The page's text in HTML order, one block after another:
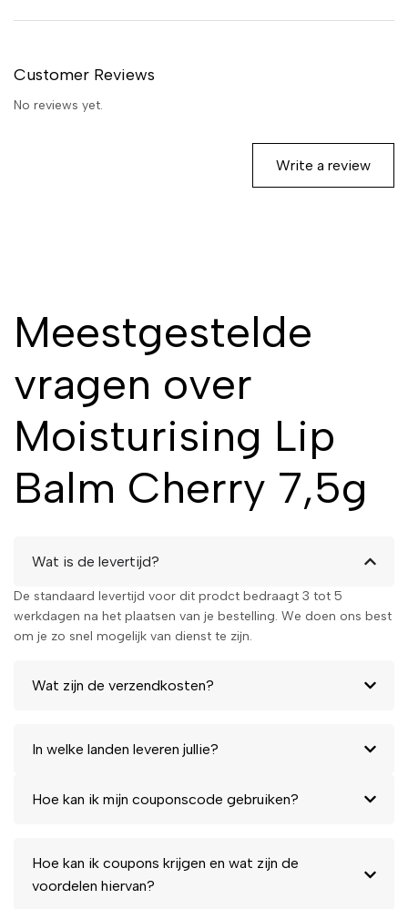
Customer Reviews
No reviews yet.
Write a review
Meestgestelde
vragen over
Moisturising Lip
Balm Cherry 7,5g
Wat is de levertijd?
De standaard levertijd voor dit prodct bedraagt 3 tot 5
werkdagen na het plaatsen van je bestelling. We doen ons best
om je zo snel mogelijk van dienst te zijn.
Wat zijn de verzendkosten?
In welke landen leveren jullie?
Hoe kan ik mijn couponscode gebruiken?
Hoe kan ik coupons krijgen en wat zijn de
voordelen hiervan?